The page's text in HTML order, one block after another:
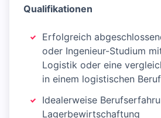
Qualifikationen
Erfolgreich
oder Ingenieur-Studium
Logistik oder eine
in einem logistischen Beruf
Idealerweise
Lagerbewirtschaftung